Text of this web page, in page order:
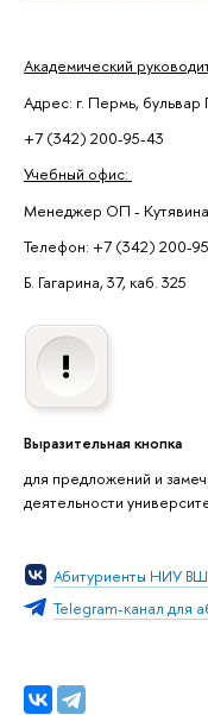
Академический
Адрес: г. Пермь, бульвар
+7 (342) 200-95-43
Учебный офис:
Менеджер ОП - Кутявина
Телефон: +7 (342) 200-
Б. Гагарина, 37, каб. 325
Выразительная кнопка
для предложений и
деятельности
Абитуриенты НИУ
Telegram-канал для